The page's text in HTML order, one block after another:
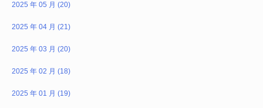
2025 年 05 月 (20)
2025 年 04 月 (21)
2025 年 03 月 (20)
2025 年 02 月 (18)
2025 年 01 月 (19)